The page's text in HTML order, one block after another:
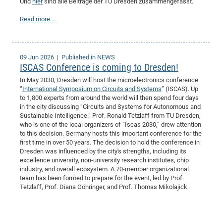
Read more …
09 Jun 2026 | Published in NEWS
ISCAS Conference is coming to Dresden!
In May 2030, Dresden will host the microelectronics conference
“International Symposium on Circuits and Systems” (ISCAS). Up
to 1,800 experts from around the world will then spend four days
in the city discussing “Circuits and Systems for Autonomous and
Sustainable Intelligence.” Prof. Ronald Tetzlaff from TU Dresden,
who is one of the local organizers of “Iscas 2030,” drew attention
to this decision. Germany hosts this important conference for the
first time in over 50 years. The decision to hold the conference in
Dresden was influenced by the city's strengths, including its
excellence university, non-university research institutes, chip
industry, and overall ecosystem. A 70-member organizational
team has been formed to prepare for the event, led by Prof.
Tetzlaff, Prof. Diana Göhringer, and Prof. Thomas Mikolajick.